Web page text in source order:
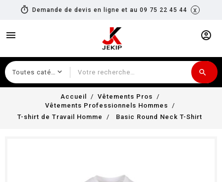
timer Demande de devis en ligne et au 09 75 22 45 44 x
menu account_circle
search
Accueil
Vêtements Pros
Vêtements Professionnels Hommes
T-shirt de Travail Homme
Basic Round Neck T-Shirt